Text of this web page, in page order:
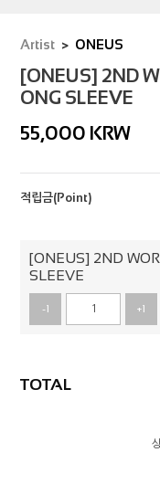
Artist ONEUS
[ONEUS] 2ND
ONG SLEEVE
55,000 KRW
적립금(Point)
[ONEUS] 2ND
SLEEVE
+1
-1
TOTAL